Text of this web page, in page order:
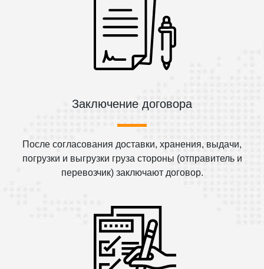
Заключение договора
После согласования доставки, хранения, выдачи,
погрузки и выгрузки груза стороны (отправитель и
перевозчик) заключают договор.